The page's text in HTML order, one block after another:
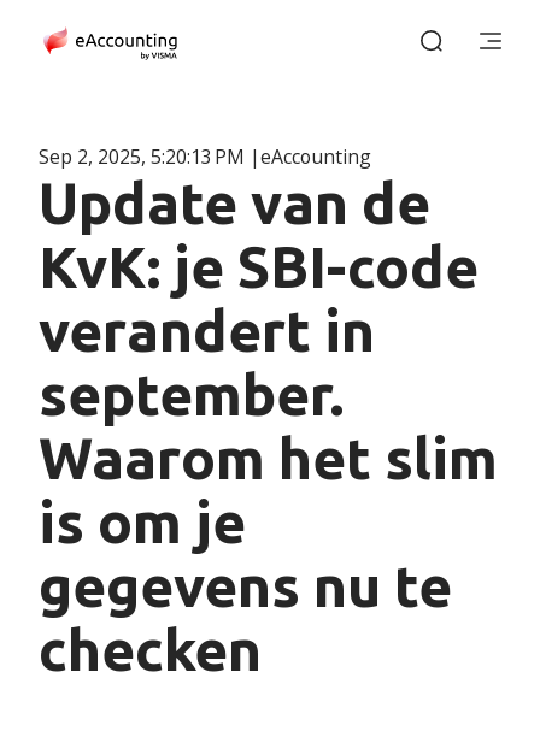
Sep 2, 2025, 5:20:13 PM eAccounting
Update van de
KvK: je SBI-code
verandert in
september.
Waarom het slim
is om je
gegevens nu te
checken